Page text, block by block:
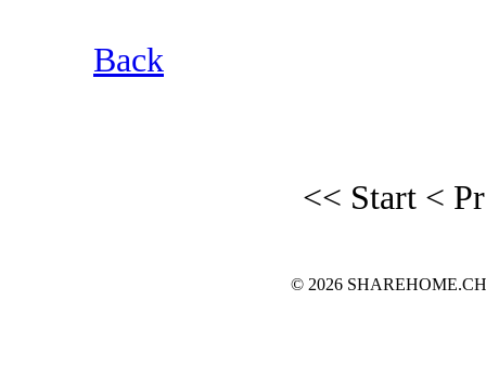
Back
<< Start <
© 2026